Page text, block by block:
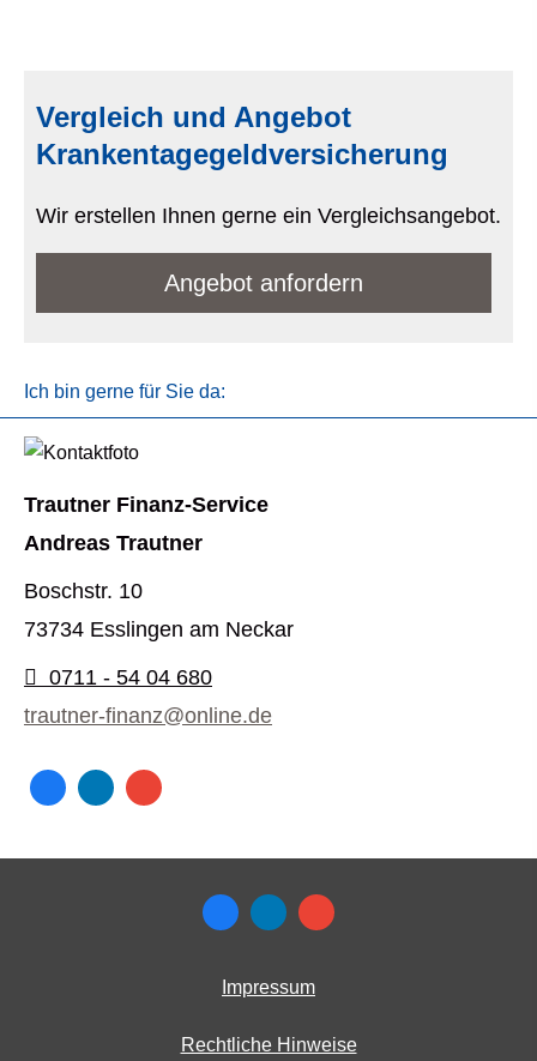
Vergleich und Angebot
Krankentagegeldversicherung
Wir erstellen Ihnen gerne ein Vergleichsangebot.
An­ge­bot an­for­dern
Ich bin gerne für Sie da:
Trautner Finanz-Service
Andreas Trautner
Boschstr. 10
73734 Esslingen am Neckar
0711 - 54 04 680
trautner-finanz@online.de
Impressum
Rechtliche Hinweise